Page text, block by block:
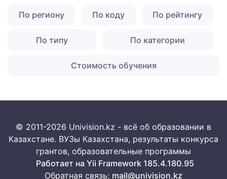
По региону По коду По рейтингу
По типу По категории
Стоимость обучения
© 2011-2026 Univision.kz - всё об образовании в
Казахстане. ВУЗы Казахстана, результаты конкурса
грантов, образовательные программы
Работает на Yii Framework 185.4.180.95
Обратная связь: mail@univision.kz